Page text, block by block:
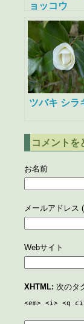
ョッコウ
ツバキ シラ
コメントを
お名前
メールアドレス
Webサイト
XHTML: 次のタ
<em> <i> <q